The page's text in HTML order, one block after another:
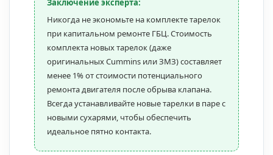
Заключение эксперта:
Никогда не экономьте на комплекте тарелок
при капитальном ремонте ГБЦ. Стоимость
комплекта новых тарелок (даже
оригинальных Cummins или ЗМЗ) составляет
менее 1% от стоимости потенциального
ремонта двигателя после обрыва клапана.
Всегда устанавливайте новые тарелки в паре с
новыми сухарями, чтобы обеспечить
идеальное пятно контакта.